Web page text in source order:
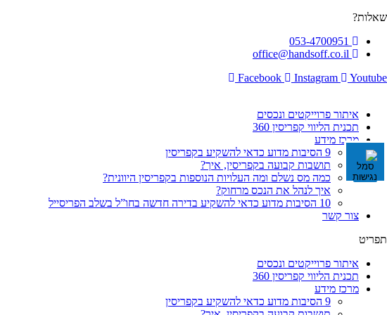
דלג
שאלות?
053-4700951
office@handsoff.co.il
Facebook
Instagram Youtube
איתור פרוייקטים ונכסים
תכנית הליווי קפריסין 360
מרכז מידע
9 הסיבות מדוע כדאי להשקיע בקפריסין
תושבות קבועה בקפריסין, איך?
כמה מס נשלם ומה העלויות הנוספות בקפריסין היוונית?
איך לנהל את הנכס מרחוק?
10 הסיבות מדוע כדאי להשקיע בדירה חדשה בחו”ל בשלב הפריסייל
צור קשר
תפריט
איתור פרוייקטים ונכסים
תכנית הליווי קפריסין 360
מרכז מידע
9 הסיבות מדוע כדאי להשקיע בקפריסין